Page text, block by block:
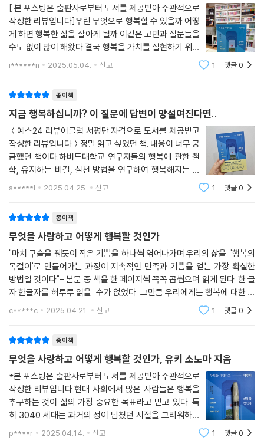
행복은 단순한 감정이나 순간적인 기분이 아니라, 삶을 지탱하는 힘, 내면
의 회복 탄력성, 그리고 의미 있는 삶의 기반이 된다. 저자 유키 소노마는
말한다. 지속적인 행복은 특별한 사건이 아닌 일상의 습관에서 비롯된다
고. 매일 감사할 일 세 가지를 기록하고, 누군가에게 진심 어린 메시지를 전
쌓여 마음의 안정과 삶의 만족도를 높인다. 이러한 행복 습관은 단기적인
기쁨을 넘어 삶의 방향을 바로잡는 나침반이 되기도 한다.
우리는 종종 ‘성공’이 삶을 견디게 해준다고 믿지만, 정작 우리를 끝까지 지
탱하는 것은 존재의 의미와 일상 속에서 느끼는 소소한 행복이다. 하버드
대학교 교수들이 수십 년간 사람들의 삶을 추적한 결과, 건강하고 오래 사
는 이들에게 가장 큰 영향을 준 요인은 돈이나 지위가 아니라 좋은 인간관
계, 감정적 유대, 그리고 자신의 일을 사랑하는 마음이었다. 행복한 삶은 결
하고 어떻게 행복할 것인가』에서는 행복은 기다리는 것이 아니라, 지금 이
순간부터 내가 만들어가는 것이라고 말한다. 이 책이 당신에게 삶의 무게
를 견디고 더 깊은 삶으로 나아가게 해주는 디딤돌이 되어줄 것이다.
[ 본 포스팅은 출판사로부터 도서를 제공받아 주관적으로
작성한 리뷰입니다]우린 무엇으로 행복할 수 있을까.어떻
게 하면 행복한 삶을 살아게 될까.이같은 고민과 질문들을
수도 없이 많이 해왔다.결국 행복을 가치를 실현하기 위한
습관을 체득하는 것이 그 길로 나아갈 수 있는 방법이라는
i******n 2025.05.04. 신고 1 댓글0
종이책
지금 행복하십니까? 이 질문에 답변이 망설여진다면..
＜예스24 리뷰어클럽 서평단 자격으로 도서를 제공받고
작성한 리뷰입니다＞정말 읽고 싶었던 책. 내용이 너무 궁
금했던 책이다.하버드대학교 연구자들의 행복에 관한 철
학, 유지하는 비결, 실천 방법을 연구하여 행복해지는 방
법을 다섯 가지 영역에서 접근한 이 도서는 한국어판으로
s*****l 2025.04.25. 신고 1 댓글0
종이책
무엇을 사랑하고 어떻게 행복할 것인가
"마치 구슬을 꿰듯이 작은 기쁨을 하나씩 엮어나가며 우리의 삶을 '행복의
목걸이'로 만들어가는 과정이 지속적인 만족과 기쁨을 얻는 가장 확실한
방법일 것이다"- 본문 중 책을 한 페이지씩 꼭꼭 곱씹으며 읽게 된다. 한 글
자 한글자를 허투루 읽을 수가 없었다. 그만큼 우리에게는 행복에 대한 갈
망이 큰 것일지도 모른다. 어떻게 하면 나도 행복하게 즐겁게 잘 살 수 있을
c*****c 2025.04.21. 신고 1 댓글0
종이책
무엇을 사랑하고 어떻게 행복할 것인가, 유키 소노마 지음
*본 포스팅은 출판사로부터 도서를 제공받아 주관적으로
작성한 리뷰입니다.현대 사회에서 많은 사람들은 행복을
추구하는 것이 삶의 가장 중요한 목표라고 믿고 있다. 특
히 3040 세대는 과거의 정이 넘쳤던 시절을 그리워하면
서도, 끊임없이 자신의 위치를 확인하고자 노력한다. 그들
은 SNS와 커뮤니티를 통해 친구를 찾고, 다양한 자기계
p****r 2025.04.14. 신고 1 댓글0